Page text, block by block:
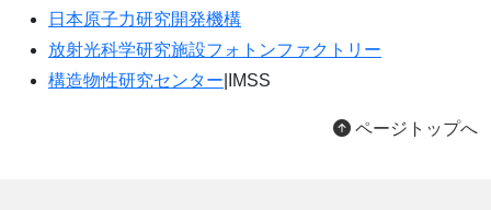
日本原子力研究開発機構
放射光科学研究施設フォトンファクトリー
構造物性研究センター |IMSS
ページトップへ